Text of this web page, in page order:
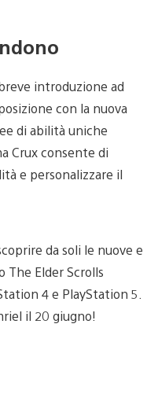
introduzione ad
con la nuova
di abilità uniche
Crux consente di
e personalizzare il
da soli le nuove e
The Elder Scrolls
4 e PlayStation 5.
il 20 giugno!